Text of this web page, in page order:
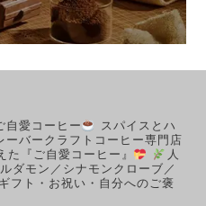
自愛コーヒー
スパイスとハ
ーバークラフトコーヒー専門店
た『ご自愛コーヒー』
人
ダモン／シナモンクローブ／
ギフト・お祝い・自分へのご褒